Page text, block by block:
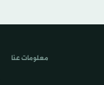
معلومات عنا